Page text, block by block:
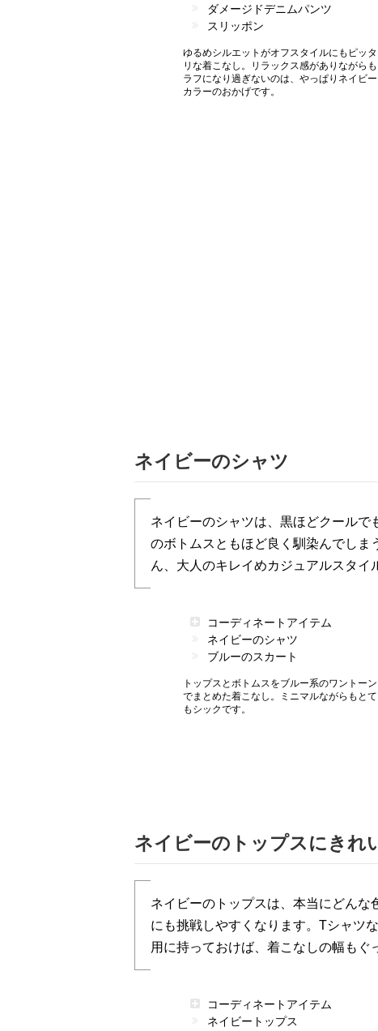
ダメージドデニムパンツ
スリッポン
ゆるめシルエットがオフスタイルにもピッタ
リな着こなし。リラックス感がありながらも
ラフになり過ぎないのは、やっぱりネイビー
カラーのおかげです。
ネイビーのシャツ
ネイビーのシャツは、黒ほどクール
のボトムスともほど良く馴染んでしま
ん、大人のキレイめカジュアルスタイ
コーディネートアイテム
ネイビーのシャツ
ブルーのスカート
トップスとボトムスをブルー系のワントーン
でまとめた着こなし。ミニマルながらもとて
もシックです。
ネイビーのトップスにきれ
ネイビーのトップスは、本当にどんな
にも挑戦しやすくなります。Tシャツ
用に持っておけば、着こなしの幅もぐ
コーディネートアイテム
ネイビートップス